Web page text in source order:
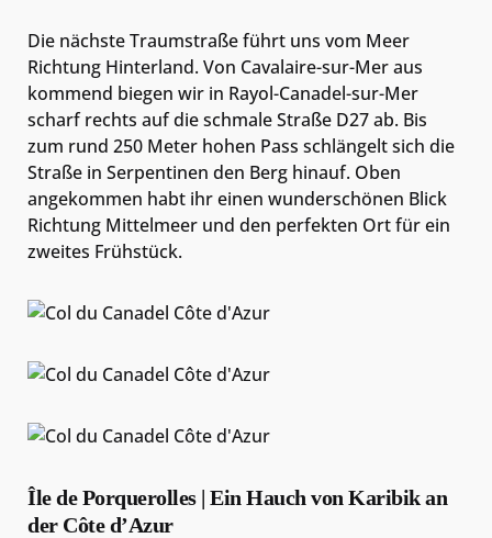
Die nächste Traumstraße führt uns vom Meer
Richtung Hinterland. Von Cavalaire-sur-Mer aus
kommend biegen wir in Rayol-Canadel-sur-Mer
scharf rechts auf die schmale Straße D27 ab. Bis
zum rund 250 Meter hohen Pass schlängelt sich die
Straße in Serpentinen den Berg hinauf. Oben
angekommen habt ihr einen wunderschönen Blick
Richtung Mittelmeer und den perfekten Ort für ein
zweites Frühstück.
Île de Porquerolles | Ein Hauch von Karibik an
der Côte d’Azur